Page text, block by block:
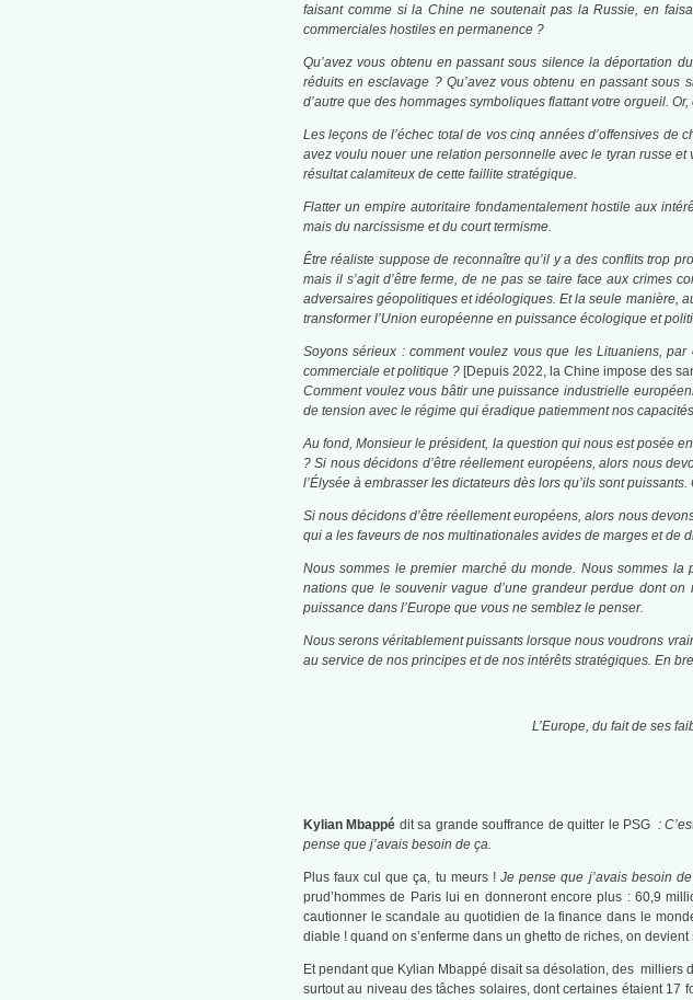
faisant comme si la Chine ne soutenait pas la Russie, en
commerciales hostiles en permanence ?
Qu’avez vous obtenu en passant sous silence la déportation
réduits en esclavage ? Qu’avez vous obtenu en passant
d’autre que des hommages symboliques flattant votre orgueil.
Les leçons de l’échec total de vos cinq années d’offensives de
avez voulu nouer une relation personnelle avec le tyran russe
résultat calamiteux de cette faillite stratégique.
Flatter un empire autoritaire fondamentalement hostile aux
mais du narcissisme et du court termisme.
Être réaliste suppose de reconnaître qu’il y a des conflits trop
mais il s’agit d’être ferme, de ne pas se taire face aux crimes
adversaires géopolitiques et idéologiques. Et la seule manière,
transformer l’Union européenne en puissance écologique et
Soyons sérieux : comment voulez vous que les Lituaniens,
commerciale et politique ? [Depuis 2022, la Chine impose des
Comment voulez vous bâtir une puissance industrielle
de tension avec le régime qui éradique patiemment nos
Au fond, Monsieur le président, la question qui nous est posée
? Si nous décidons d’être réellement européens, alors nous
l’Élysée à embrasser les dictateurs dès lors qu’ils sont
Si nous décidons d’être réellement européens, alors nous
qui a les faveurs de nos multinationales avides de marges et de
Nous sommes le premier marché du monde. Nous sommes
nations que le souvenir vague d’une grandeur perdue dont
puissance dans l’Europe que vous ne semblez le penser.
Nous serons véritablement puissants lorsque nous voudrons
au service de nos principes et de nos intérêts stratégiques. En
L’Europe, du fait de ses
Kylian Mbappé dit sa grande souffrance de quitter le PSG :
pense que j’avais besoin de ça.
Plus faux cul que ça, tu meurs ! Je pense que j’avais besoin
prud’hommes de Paris lui en donneront encore plus : 60,9
cautionner le scandale au quotidien de la finance dans le
diable ! quand on s’enferme dans un ghetto de riches, on
Et pendant que Kylian Mbappé disait sa désolation, des
surtout au niveau des tâches solaires, dont certaines étaient 17